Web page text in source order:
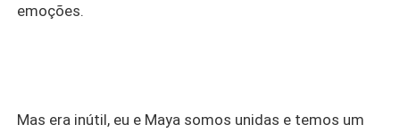
emoções.
Mas era inútil, eu e Maya somos unidas e temos um